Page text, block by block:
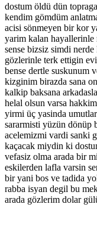
dostum öldü dün
kendim gömdüm
acisi sönmeyen bir kor
yarim kalan
sense bizsiz simdi nerde
gözlerinle terk ettigin
bense dertle suskunum
kizginim birazda sana
kalkip baksana
helal olsun varsa
yirmi üç yasinda
sararmisti yüzün dönüp
acelemizmi vardi sanki
kaçacak miydin ki
vefasiz olma arada bir
eskilerden lafla varsin
bir yani bos ve tadida
rabba isyan degil bu
arada gözlerim dolar